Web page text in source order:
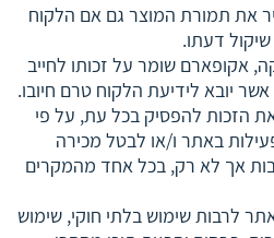
את תמורת המוצר גם אם הלקוח
דעתו.
אקופארם שומר על זכותו לחייב
יובא לידיעת הלקוח טרם חיובו.
את הזכות להפסיק בכל עת, על פי
באתר ו/או לבטל מכירה
אך לא רק, בכל אחד מהמקרים
באתר לרבות שימוש בלתי חוקי, שימוש